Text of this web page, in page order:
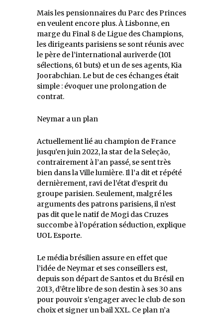
Mais les pensionnaires du Parc des Princes
en veulent encore plus. À Lisbonne, en
marge du Final 8 de Ligue des Champions,
les dirigeants parisiens se sont réunis avec
le père de l’international auriverde (101
sélections, 61 buts) et un de ses agents, Kia
Joorabchian. Le but de ces échanges était
simple : évoquer une prolongation de
contrat.
Neymar a un plan
Actuellement lié au champion de France
jusqu’en juin 2022, la star de la Seleção,
contrairement à l’an passé, se sent très
bien dans la Ville lumière. Il l’a dit et répété
dernièrement, ravi de l’état d’esprit du
groupe parisien. Seulement, malgré les
arguments des patrons parisiens, il n’est
pas dit que le natif de Mogi das Cruzes
succombe à l’opération séduction, explique
UOL Esporte.
Le média brésilien assure en effet que
l’idée de Neymar et ses conseillers est,
depuis son départ de Santos et du Brésil en
2013, d’être libre de son destin à ses 30 ans
pour pouvoir s’engager avec le club de son
choix et signer un bail XXL. Ce plan n’a